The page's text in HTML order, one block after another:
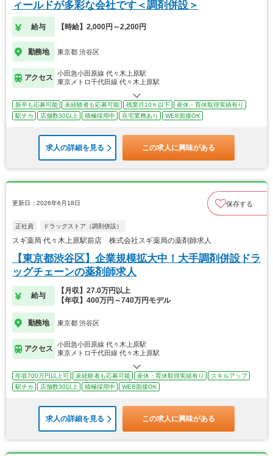
ィールドが多彩な会社です＜調剤併設＞
給与 【時給】2,000円～2,200円
勤務地 東京都 渋谷区
アクセス
小田急小田原線 代々木上原駅
東京メトロ千代田線 代々木上原駅
新卒も応募可能 未経験者も応募可能 残業月10ｈ以下
産休・育休取得実績有り
駅チカ
店舗数30以上 積極採用中 在宅業務あり WEB面接OK
求人の詳細を見る この求人に興味がある
更新日：2026年6月18日 保存する
正社員 ドラッグストア（調剤併設）
スギ薬局 代々木上原駅前店 株式会社スギ薬局の薬剤師求人
【東京都渋谷区】企業規模拡大中！大手調剤併設ドラ
ッグチェーンの薬剤師求人
給与
【月収】27.0万円以上
【年収】400万円～740万円モデル
勤務地 東京都 渋谷区
アクセス
小田急小田原線 代々木上原駅
東京メトロ千代田線 代々木上原駅
年収700万円以上可 未経験者も応募可能 産休・育休取得実績有り
スキルアップ
駅チカ
店舗数30以上 積極採用中 WEB面接OK
求人の詳細を見る この求人に興味がある